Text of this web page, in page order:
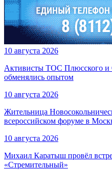
10 августа 2026
Активисты ТОС Плюсского и
обменялись опытом
10 августа 2026
Жительница
всероссийском форуме в
10 августа 2026
Михаил Каратыш провёл
«Стремительный»